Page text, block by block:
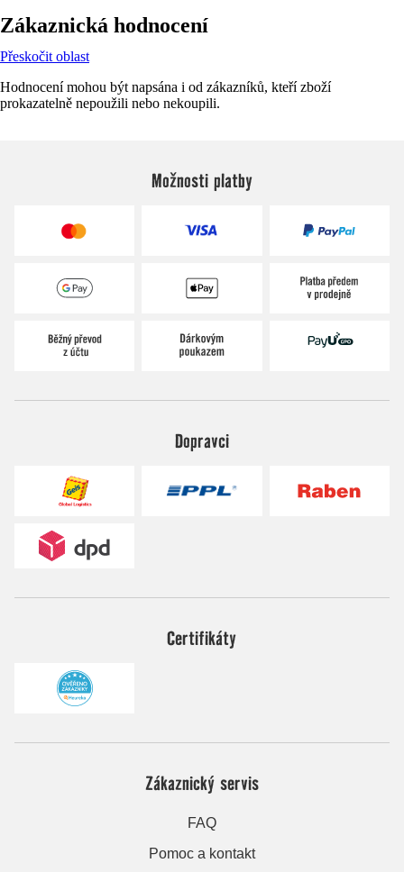
Zákaznická hodnocení
Přeskočit oblast
Hodnocení mohou být napsána i od zákazníků, kteří zboží
prokazatelně nepoužili nebo nekoupili.
Možnosti platby
Dopravci
Certifikáty
Zákaznický servis
FAQ
Pomoc a kontakt